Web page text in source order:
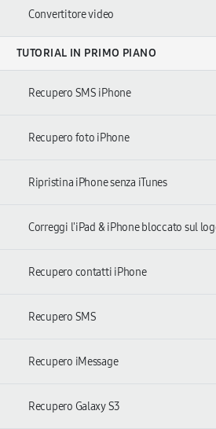
Convertitore video
TUTORIAL IN PRIMO PIANO
Recupero SMS iPhone
Recupero foto iPhone
Ripristina iPhone senza iTunes
Correggi l'iPad & iPhone bloccato sul
Recupero contatti iPhone
Recupero SMS
Recupero iMessage
Recupero Galaxy S3